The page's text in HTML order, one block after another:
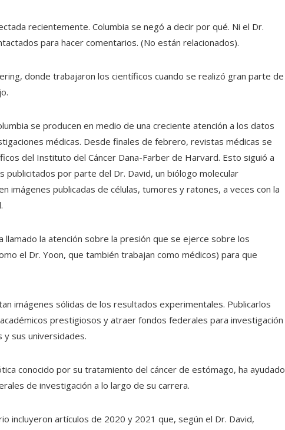
recientemente. Columbia se negó a decir por qué. Ni el Dr.
para hacer comentarios. (No están relacionados).
donde trabajaron los científicos cuando se realizó gran parte de
se producen en medio de una creciente atención a los datos
médicas. Desde finales de febrero, revistas médicas se
del Instituto del Cáncer Dana-Farber de Harvard. Esto siguió a
por parte del Dr. David, un biólogo molecular
imágenes publicadas de células, tumores y ratones, a veces con la
llamado la atención sobre la presión que se ejerce sobre los
el Dr. Yoon, que también trabajan como médicos) para que
imágenes sólidas de los resultados experimentales. Publicarlos
prestigiosos y atraer fondos federales para investigación
sus universidades.
conocido por su tratamiento del cáncer de estómago, ha ayudado
de investigación a lo largo de su carrera.
incluyeron artículos de 2020 y 2021 que, según el Dr. David,